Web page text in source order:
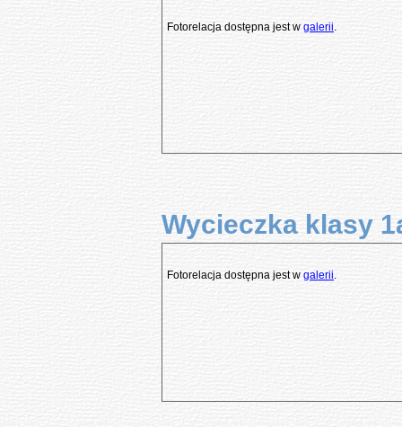
Fotorelacja dostępna jest w galerii.
Wycieczka klasy
Fotorelacja dostępna jest w galerii.